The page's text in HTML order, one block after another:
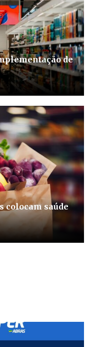
de
colocam saúde